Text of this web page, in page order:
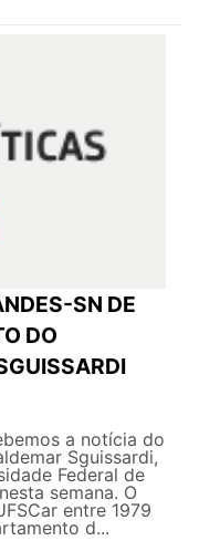
SN DE
DO
a notícia do
Sguissardi,
Federal de
semana. O
entre 1979
d...